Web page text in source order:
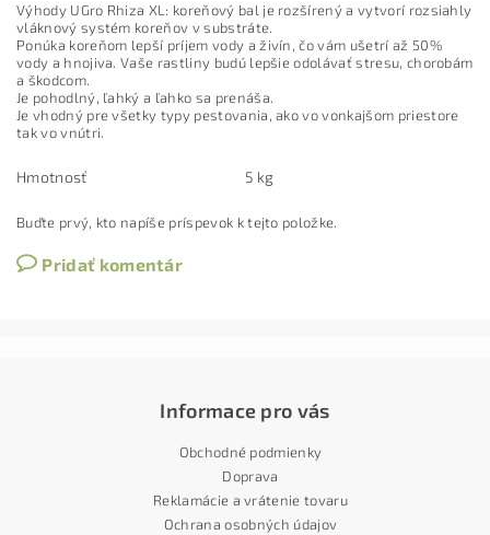
Výhody UGro Rhiza XL: koreňový bal je rozšírený a vytvorí rozsiahly
vláknový systém koreňov v substráte.
Ponúka koreňom lepší príjem vody a živín, čo vám ušetrí až 50%
vody a hnojiva. Vaše rastliny budú lepšie odolávať stresu, chorobám
a škodcom.
Je pohodlný, ľahký a ľahko sa prenáša.
Je vhodný pre všetky typy pestovania, ako vo vonkajšom priestore
tak vo vnútri.
Hmotnosť 5 kg
Buďte prvý, kto napíše príspevok k tejto položke.
Pridať komentár
Informace pro vás
Obchodné podmienky
Doprava
Reklamácie a vrátenie tovaru
Ochrana osobných údajov